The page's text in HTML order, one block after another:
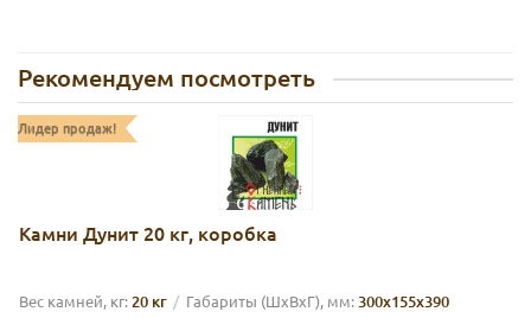
Рекомендуем посмотреть
Лидер продаж!
Камни Дунит 20 кг, коробка
Вес камней, кг:20 кг Габариты (ШхВхГ), мм:300х155х390